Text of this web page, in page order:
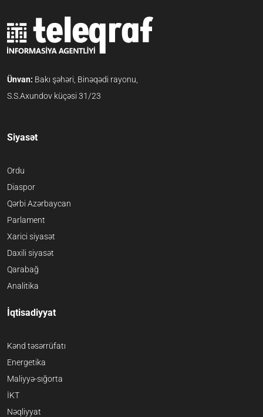
Ünvan: Bakı şəhəri, Binəqədi rayonu,
S.S.Axundov küçəsi 31/23
Siyasət
Ordu
Diaspor
Qərbi Azərbaycan
Parlament
Xarici siyasət
Daxili siyasət
Qarabağ
Analitika
İqtisadiyyat
Kənd təsərrüfatı
Energetika
Maliyyə-sığorta
İKT
Nəqliyyat